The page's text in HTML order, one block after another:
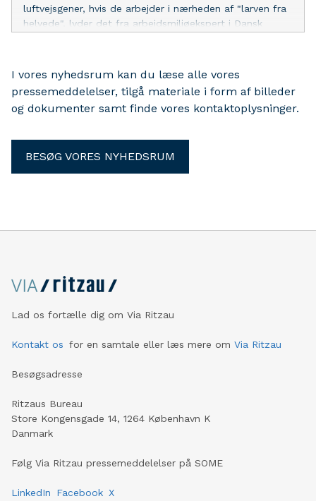
luftvejsgener, hvis de arbejder i nærheden af "larven fra
helvede", lyder det fra arbejdsmiljøekspert i Dansk
I vores nyhedsrum kan du læse alle vores
pressemeddelelser, tilgå materiale i form af billeder
og dokumenter samt finde vores kontaktoplysninger.
BESØG VORES NYHEDSRUM
Lad os fortælle dig om Via Ritzau
Kontakt os for en samtale eller læs mere om Via Ritzau
Besøgsadresse
Ritzaus Bureau
Store Kongensgade 14, 1264 København K
Danmark
Følg Via Ritzau pressemeddelelser på SOME
LinkedIn Facebook X